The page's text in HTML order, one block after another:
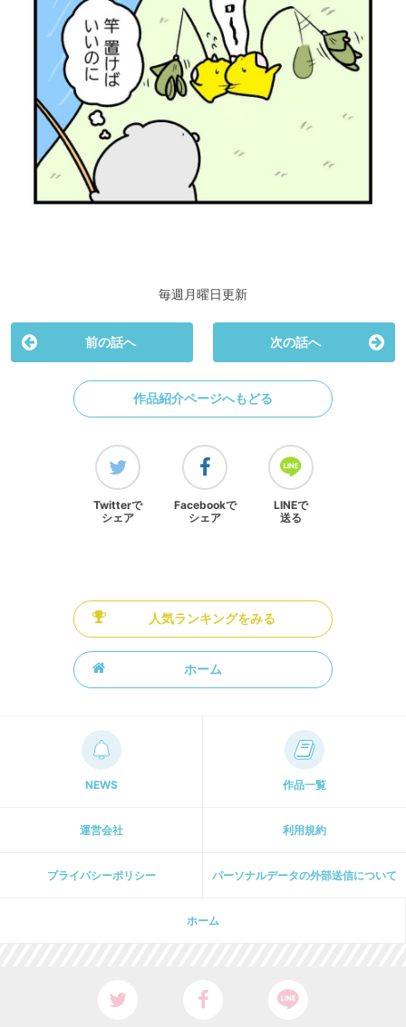
毎週月曜日更新
前の話へ 次の話へ
作品紹介ページへもどる
Twitterで
シェア
Facebookで
シェア
LINEで
送る
人気ランキングをみる
ホーム
NEWS 作品一覧
運営会社 利用規約
プライパシーポリシー パーソナルデータの外部送信について
ホーム